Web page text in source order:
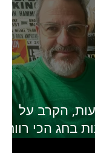
הקרב על
בחג הכי רווחי